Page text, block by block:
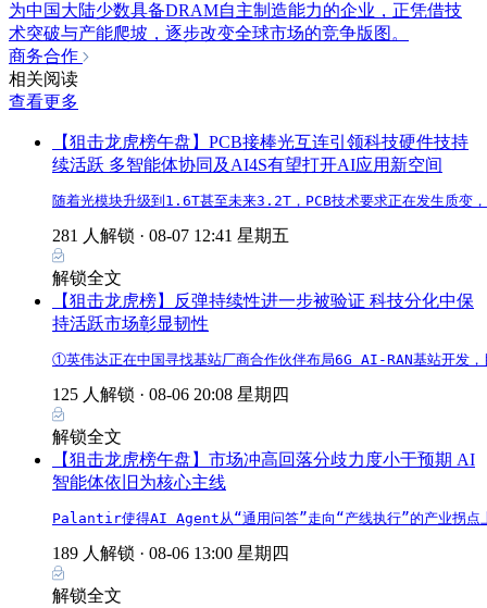
为中国大陆少数具备DRAM自主制造能力的企业，正凭借技
术突破与产能爬坡，逐步改变全球市场的竞争版图。
商务合作
相关阅读
查看更多
【狙击龙虎榜午盘】PCB接棒光互连引领科技硬件技持
续活跃 多智能体协同及AI4S有望打开AI应用新空间
随着光模块升级到1.6T甚至未来3.2T，PCB技术要求正在发生质变
281 人解锁 · 08-07 12:41 星期五
解锁全文
【狙击龙虎榜】反弹持续性进一步被验证 科技分化中保
持活跃市场彰显韧性
①英伟达正在中国寻找基站厂商合作伙伴布局6G AI-RAN基站开发
125 人解锁 · 08-06 20:08 星期四
解锁全文
【狙击龙虎榜午盘】市场冲高回落分歧力度小于预期 AI
智能体依旧为核心主线
Palantir使得AI Agent从“通用问答”走向“产线执行”的产业拐点上
189 人解锁 · 08-06 13:00 星期四
解锁全文